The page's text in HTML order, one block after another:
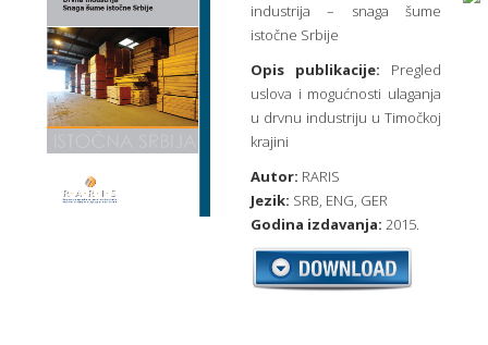
industrija – snaga šume
istočne Srbije
Opis publikacije: Pregled
uslova i mogućnosti ulaganja
u drvnu industriju u Timočkoj
krajini
Autor: RARIS
Jezik: SRB, ENG, GER
Godina izdavanja: 2015.